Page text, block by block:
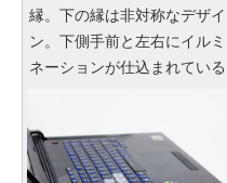
縁。下の縁は非対称なデザイ
ン。下側手前と左右にイルミ
ネーションが仕込まれている